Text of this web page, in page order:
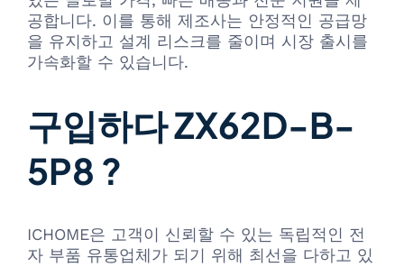
공합니다. 이를 통해 제조사는 안정적인 공급망
을 유지하고 설계 리스크를 줄이며 시장 출시를
가속화할 수 있습니다.
구입하다 ZX62D-B-
5P8 ?
ICHOME은 고객이 신뢰할 수 있는 독립적인 전
자 부품 유통업체가 되기 위해 최선을 다하고 있